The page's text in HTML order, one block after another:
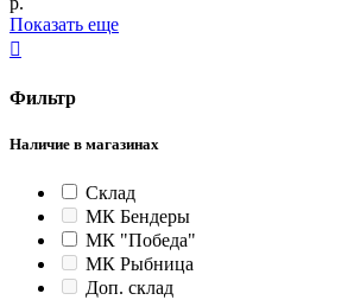
Показать еще

Фильтр
Наличие в магазинах
Склад
МК Бендеры
МК "Победа"
МК Рыбница
Доп. склад